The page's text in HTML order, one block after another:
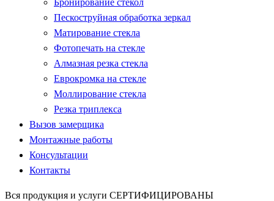
Бронирование стекол
Пескоструйная обработка зеркал
Матирование стекла
Фотопечать на стекле
Алмазная резка стекла
Еврокромка на стекле
Моллирование стекла
Резка триплекса
Вызов замерщика
Монтажные работы
Консультации
Контакты
Вся продукция и услуги СЕРТИФИЦИРОВАНЫ